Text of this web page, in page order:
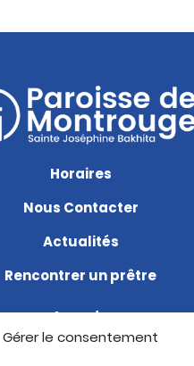
Gérer le consentement
Horaires
Nous Contacter
Actualités
Rencontrer un prêtre
Agenda